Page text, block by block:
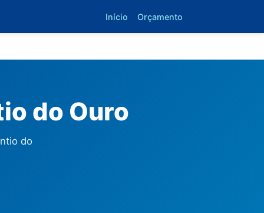
Início Orçamento
do Ouro
do